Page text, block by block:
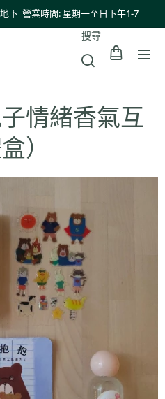
下 營業時間: 星期一至日下午1-7
搜尋
情緒香氣互
）